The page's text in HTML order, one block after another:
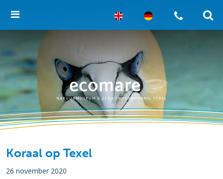
Koraal op Texel
26 november 2020